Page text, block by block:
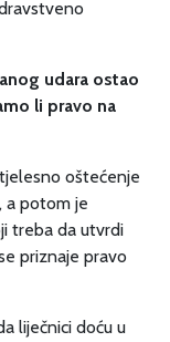
udara ostao
li pravo na
oštećenje
a potom je
treba da utvrdi
priznaje pravo
liječnici doću u